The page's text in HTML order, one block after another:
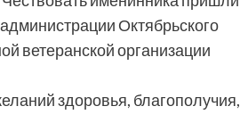
Октябрьского
ветеранской организации
здоровья, благополучия,